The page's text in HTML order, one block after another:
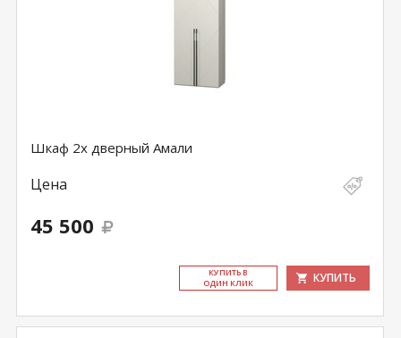
Шкаф 2х дверный Амали
Цена
45 500
КУ­ПИТЬ В
ОДИН КЛИК
КУПИТЬ